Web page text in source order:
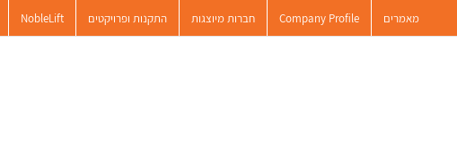
מאמרים Company Profile חברות מיוצגות התקנות ופרויקטים NobleLift